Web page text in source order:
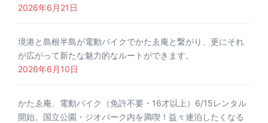
2026年6月21日
境港と島根半島が電動バイクでかたゑ庵と繋がり、更にそれ
が広がって新たな魅力的なルートができます。
2026年6月10日
かたゑ庵、電動バイク（免許不要・16才以上）6/15レンタル
開始。国立公園・ジオパーク内を満喫！益々連泊したくなる